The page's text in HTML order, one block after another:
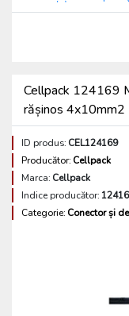
Cellpack 124169
rășinos 4x10mm2
ID produs: CEL124169
Producător: Cellpack
Marca: Cellpack
Indice producător:
Categorie: Conector și